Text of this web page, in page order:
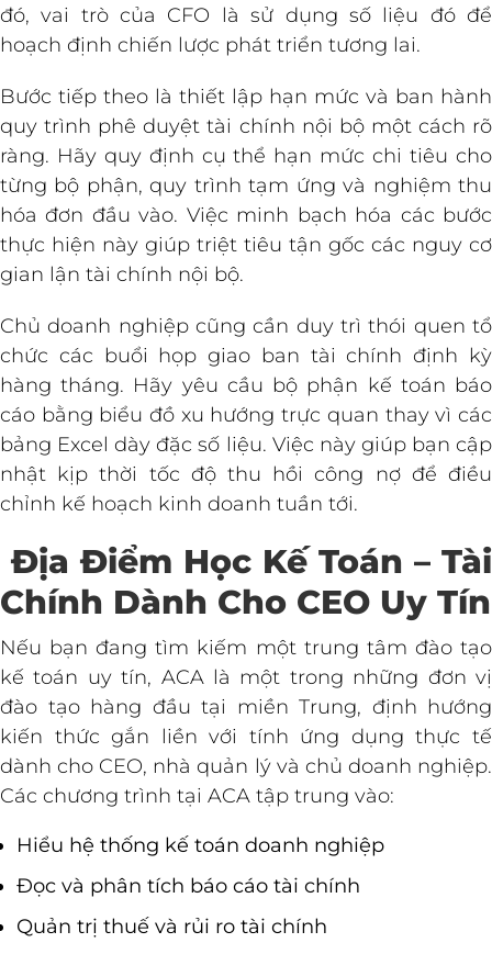
đó, vai trò của CFO là sử dụng số liệu đó để
hoạch định chiến lược phát triển tương lai.
Bước tiếp theo là thiết lập hạn mức và ban hành
quy trình phê duyệt tài chính nội bộ một cách rõ
ràng. Hãy quy định cụ thể hạn mức chi tiêu cho
từng bộ phận, quy trình tạm ứng và nghiệm thu
hóa đơn đầu vào. Việc minh bạch hóa các bước
thực hiện này giúp triệt tiêu tận gốc các nguy cơ
gian lận tài chính nội bộ.
Chủ doanh nghiệp cũng cần duy trì thói quen tổ
chức các buổi họp giao ban tài chính định kỳ
hàng tháng. Hãy yêu cầu bộ phận kế toán báo
cáo bằng biểu đồ xu hướng trực quan thay vì các
bảng Excel dày đặc số liệu. Việc này giúp bạn cập
nhật kịp thời tốc độ thu hồi công nợ để điều
chỉnh kế hoạch kinh doanh tuần tới.
Địa Điểm Học Kế Toán – Tài
Chính Dành Cho CEO Uy Tín
Nếu bạn đang tìm kiếm một trung tâm đào tạo
kế toán uy tín, ACA là một trong những đơn vị
đào tạo hàng đầu tại miền Trung, định hướng
kiến thức gắn liền với tính ứng dụng thực tế
dành cho CEO, nhà quản lý và chủ doanh nghiệp.
Các chương trình tại ACA tập trung vào:
Hiểu hệ thống kế toán doanh nghiệp
Đọc và phân tích báo cáo tài chính
Quản trị thuế và rủi ro tài chính